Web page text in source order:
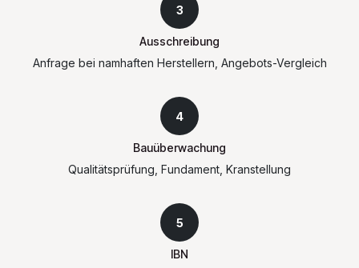
3
Ausschreibung
Anfrage bei namhaften Herstellern, Angebots-Vergleich
4
Bauüberwachung
Qualitätsprüfung, Fundament, Kranstellung
5
IBN